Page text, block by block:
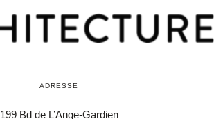
ADRESSE
199 Bd de L’Ange-Gardien